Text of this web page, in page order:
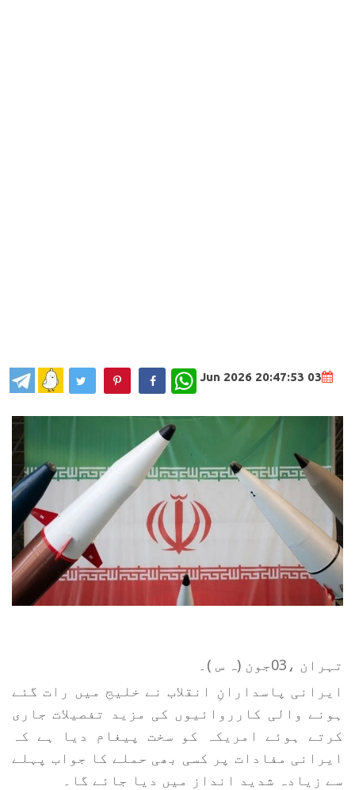
03 Jun 2026 20:47:53
WhatsApp
تہران ،03جون (ہ س )۔
ایرانی پاسدارانِ انقلاب نے خلیج میں رات گئے
ہونے والی کارروائیوں کی مزید تفصیلات جاری
کرتے ہوئے امریکہ کو سخت پیغام دیا ہے کہ
ایرانی مفادات پر کسی بھی حملے کا جواب پہلے
سے زیادہ شدید انداز میں دیا جائے گا۔